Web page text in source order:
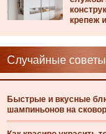
крепеж
Случайные советы
Быстрые и вкусные
шампиньонов на